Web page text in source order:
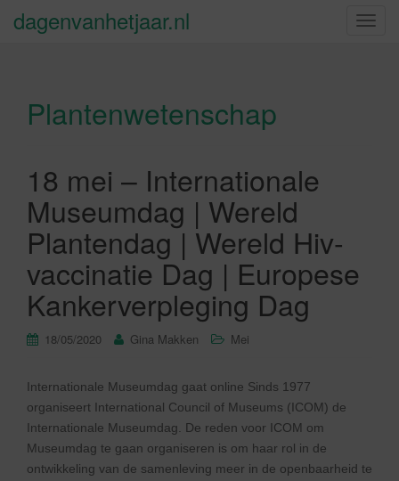
S
dagenvanhetjaar.nl
Plantenwetenschap
18 mei – Internationale
Museumdag | Wereld
Plantendag | Wereld Hiv-
vaccinatie Dag | Europese
Kankerverpleging Dag
18/05/2020 Gina Makken Mei
Internationale Museumdag gaat online Sinds 1977
organiseert International Council of Museums (ICOM) de
Internationale Museumdag. De reden voor ICOM om
Museumdag te gaan organiseren is om haar rol in de
ontwikkeling van de samenleving meer in de openbaarheid te